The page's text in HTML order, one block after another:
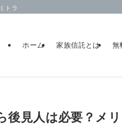
トラ
ホーム 家族信託とは 無
後見人は必要？メ